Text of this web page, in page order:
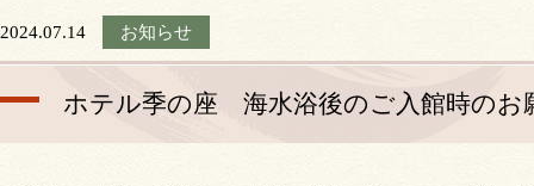
2024.07.14 お知らせ
ホテル季の座 海水浴後のご入館時のお